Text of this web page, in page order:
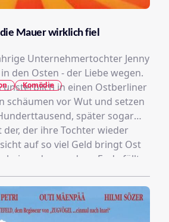
Mauer wirklich fiel
Unternehmertochter Jenny
den Osten - der Liebe wegen.
unsterblich in einen Ostberliner
schäumen vor Wut und setzen
später sogar
der ihre Tochter wieder
auf so viel Geld bringt Ost
- und am Ende fällt
Komödie